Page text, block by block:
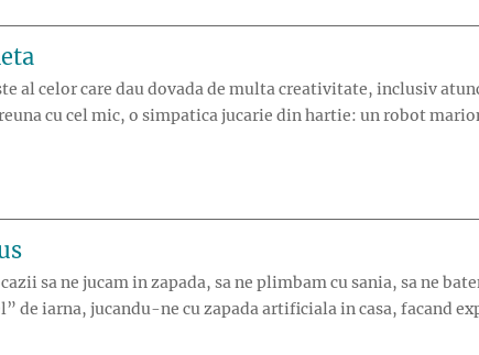
celor care dau dovada de multa creativitate, inclusiv
cu cel mic, o simpatica jucarie din hartie: un robot
sa ne jucam in zapada, sa ne plimbam cu sania, sa ne
de iarna, jucandu-ne cu zapada artificiala in casa, facand